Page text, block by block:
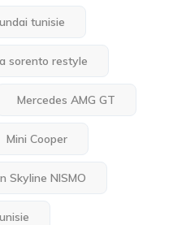
tunisie
sorento restyle
Mercedes AMG GT
Mini Cooper
Skyline NISMO